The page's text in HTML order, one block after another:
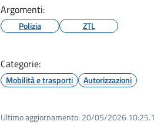
Argomenti:
Polizia ZTL
Categorie:
Mobilità e trasporti Autorizzazioni
Ultimo aggiornamento: 20/05/2026